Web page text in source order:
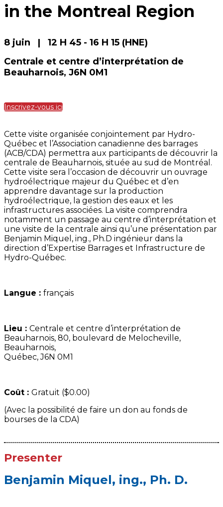
in the Montreal Region
8 juin | 12 H 45 - 16 H 15 (HNE)
Centrale et centre d’interprétation de
Beauharnois, J6N 0M1
Inscrivez-vous ici
Cette visite organisée conjointement par Hydro-
Québec et l’Association canadienne des barrages
(ACB/CDA) permettra aux participants de découvrir la
centrale de Beauharnois, située au sud de Montréal.
Cette visite sera l’occasion de découvrir un ouvrage
hydroélectrique majeur du Québec et d’en
apprendre davantage sur la production
hydroélectrique, la gestion des eaux et les
infrastructures associées. La visite comprendra
notamment un passage au centre d’interprétation et
une visite de la centrale ainsi qu’une présentation par
Benjamin Miquel, ing., Ph.D ingénieur dans la
direction d’Expertise Barrages et Infrastructure de
Hydro-Québec.
Langue : français
Lieu : Centrale et centre d’interprétation de
Beauharnois, 80, boulevard de Melocheville,
Beauharnois,
Québec, J6N 0M1
Coût : Gratuit ($0.00)
(Avec la possibilité de faire un don au fonds de
bourses de la CDA)
Presenter
Benjamin Miquel, ing., Ph. D.